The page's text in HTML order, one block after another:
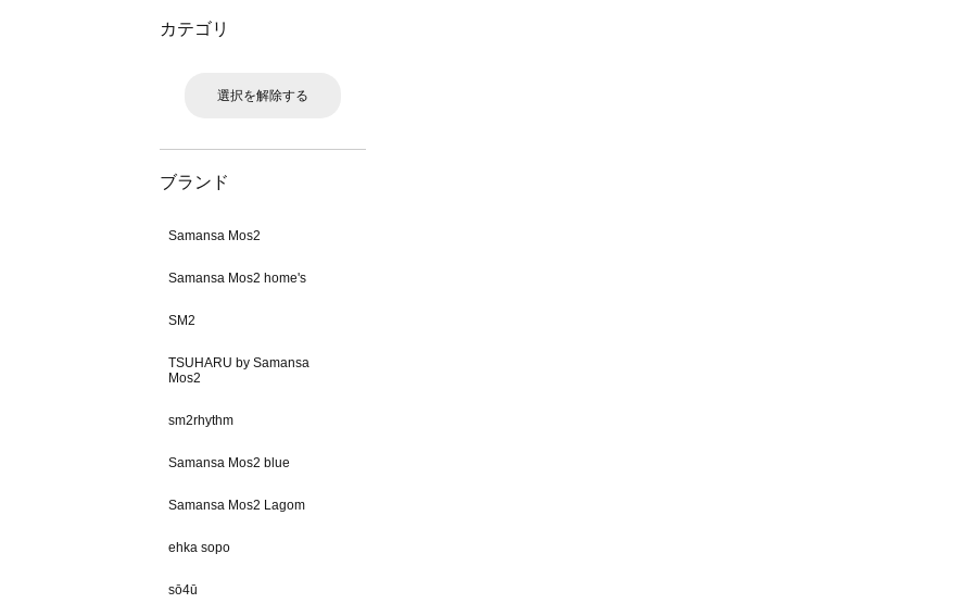
カテゴリ
選択を解除する
ブランド
Samansa Mos2
Samansa Mos2 home's
SM2
TSUHARU by Samansa
Mos2
sm2rhythm
Samansa Mos2 blue
Samansa Mos2 Lagom
ehka sopo
sō4ū